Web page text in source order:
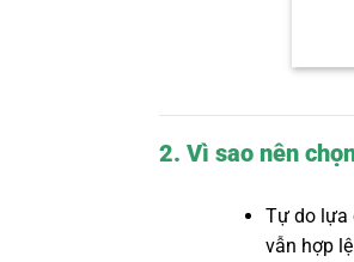
2. Vì sao nên
Tự do lựa
vẫn hợp